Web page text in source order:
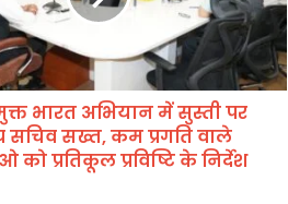
भारत अभियान में सुस्ती पर
सचिव सख्त, कम प्रगति वाले
को प्रतिकूल प्रविष्टि के निर्देश